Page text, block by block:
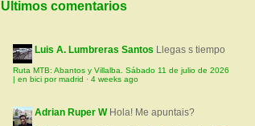
Últimos comentarios
Luis A. Lumbreras Santos Llegas s tiempo
Ruta MTB: Abantos y Villalba. Sábado 11 de julio de 2026
| en bici por madrid · 4 weeks ago
Adrian Ruper W Hola! Me apuntais?